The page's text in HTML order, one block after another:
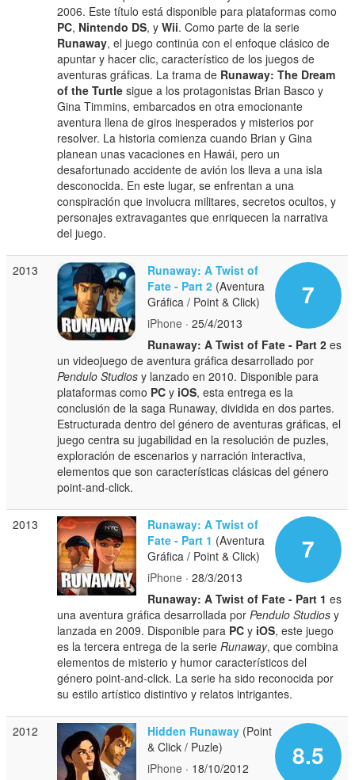
2006. Este título está disponible para plataformas como
PC, Nintendo DS, yWii. Como parte de la serie
Runaway, el juego continúa con el enfoque clásico de
apuntar y hacer clic, característico de los juegos de
aventuras gráficas. La trama de Runaway: The Dream
of the Turtle sigue a los protagonistas Brian Basco y
Gina Timmins, embarcados en otra emocionante
aventura llena de giros inesperados y misterios por
resolver. La historia comienza cuando Brian y Gina
planean unas vacaciones en Hawái, pero un
desafortunado accidente de avión los lleva a una isla
desconocida. En este lugar, se enfrentan a una
conspiración que involucra militares, secretos ocultos, y
personajes extravagantes que enriquecen la narrativa
del juego.
2013
7
Runaway: A Twist of
Fate - Part 2 (Aventura
Gráfica / Point & Click)
iPhone · 25/4/2013
Runaway: A Twist of Fate - Part 2 es
un videojuego de aventura gráfica desarrollado por
Pendulo Studios y lanzado en 2010. Disponible para
plataformas como PC y iOS, esta entrega es la
conclusión de la saga Runaway, dividida en dos partes.
Estructurada dentro del género de aventuras gráficas, el
juego centra su jugabilidad en la resolución de puzles,
exploración de escenarios y narración interactiva,
elementos que son características clásicas del género
point-and-click.
2013
7
Runaway: A Twist of
Fate - Part 1 (Aventura
Gráfica / Point & Click)
iPhone · 28/3/2013
Runaway: A Twist of Fate - Part 1 es
una aventura gráfica desarrollada porPendulo Studios y
lanzada en 2009. Disponible para PC y iOS, este juego
es la tercera entrega de la serieRunaway, que combina
elementos de misterio y humor característicos del
género point-and-click. La serie ha sido reconocida por
su estilo artístico distintivo y relatos intrigantes.
2012
8.5
Hidden Runaway (Point
& Click / Puzle)
iPhone · 18/10/2012